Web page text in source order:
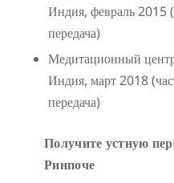
Индия, февраль 2015
передача)
Медитационный
Индия, март 2018
передача)
Получите устную
Ринпоче